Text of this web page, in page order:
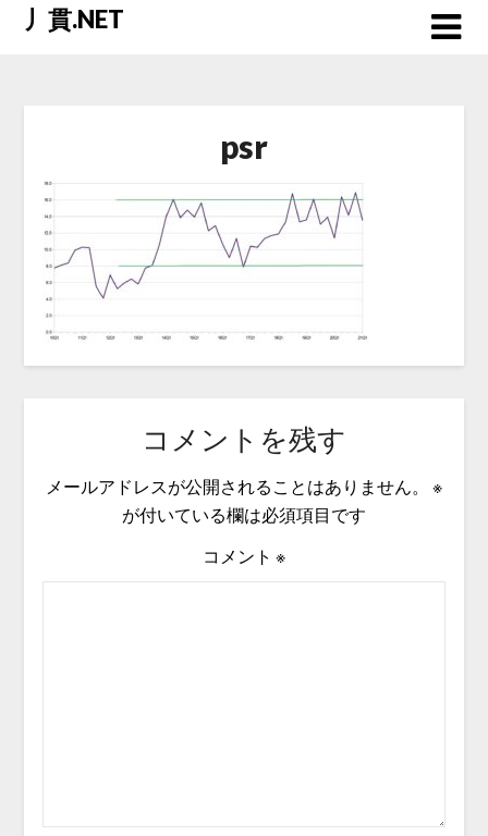
Skip丿貫.NET
psr
コメントを残す
メールアドレスが公開されることはありません。
※
が付いている欄は必須項目です
コメント ※